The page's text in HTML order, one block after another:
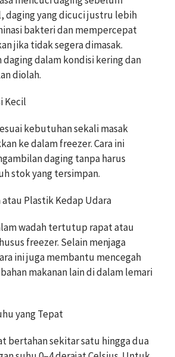
daging yang dicuci justru lebih
bakteri dan mempercepat
jika tidak segera dimasak.
daging dalam kondisi kering dan
diolah.
Kecil
kebutuhan sekali masak
ke dalam freezer. Cara ini
daging tanpa harus
stok yang tersimpan.
atau Plastik Kedap Udara
wadah tertutup rapat atau
freezer. Selain menjaga
ini juga membantu mencegah
makanan lain di dalam lemari
yang Tepat
bertahan sekitar satu hingga dua